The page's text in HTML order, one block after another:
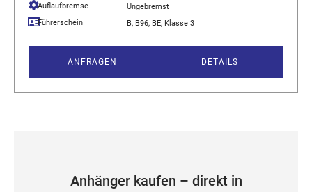
Auflaufbremse
Ungebremst
Führerschein
B, B96, BE, Klasse 3
ANFRAGEN DETAILS
Anhänger kaufen – direkt in